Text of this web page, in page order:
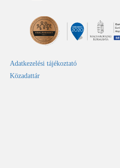
Adatkezelési tájékoztató
Közadattár